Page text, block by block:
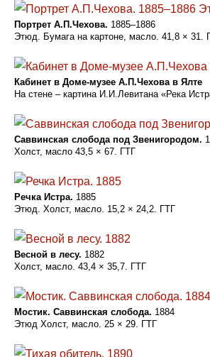
Портрет А.П.Чехова. 1885–1886
Этюд. Бумага на картоне, масло. 41,8 × 31.
Кабинет в Доме-музее А.П.Чехова в Ялте
На стене – картина И.И.Левитана «Река
Саввинская слобода под Звенигородом.
Холст, масло 43,5 × 67. ГТГ
Речка Истра. 1885
Этюд. Холст, масло. 15,2 × 24,2. ГТГ
Весной в лесу. 1882
Холст, масло. 43,4 × 35,7. ГТГ
Мостик. Саввинская слобода. 1884
Этюд Холст, масло. 25 × 29. ГТГ